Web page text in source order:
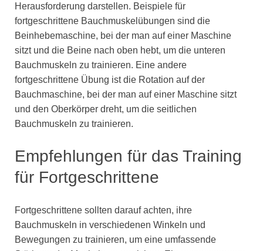
Herausforderung darstellen. Beispiele für
fortgeschrittene Bauchmuskelübungen sind die
Beinhebemaschine, bei der man auf einer Maschine
sitzt und die Beine nach oben hebt, um die unteren
Bauchmuskeln zu trainieren. Eine andere
fortgeschrittene Übung ist die Rotation auf der
Bauchmaschine, bei der man auf einer Maschine sitzt
und den Oberkörper dreht, um die seitlichen
Bauchmuskeln zu trainieren.
Empfehlungen für das Training
für Fortgeschrittene
Fortgeschrittene sollten darauf achten, ihre
Bauchmuskeln in verschiedenen Winkeln und
Bewegungen zu trainieren, um eine umfassende